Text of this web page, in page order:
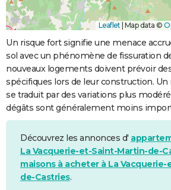
Leaflet | Map data ©
Un risque fort signifie une menace
sol avec un phénomène de fissuration
nouveaux logements doivent prévoir
spécifiques lors de leur construction. Un
se traduit par des variations plus
dégâts sont généralement moins
Découvrez les annonces d'
La Vacquerie-et-Saint-Martin-de-
maisons à acheter à La
de-Castries.